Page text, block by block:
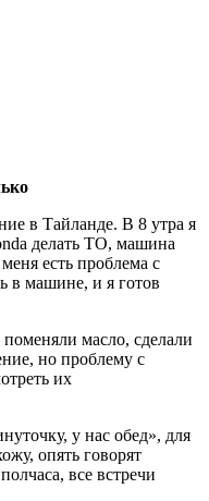
в Тайланде. В 8 утра я
делать ТО, машина
есть проблема с
в машине, и я готов
масло, сделали
но проблему с
их
у нас обед», для
опять говорят
все встречи